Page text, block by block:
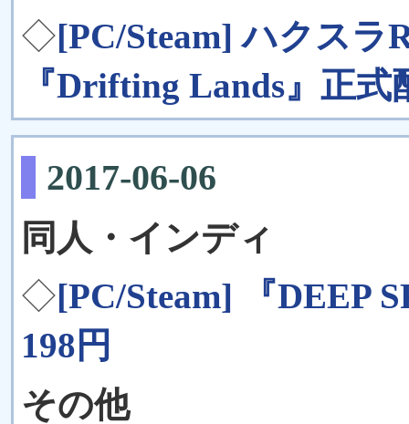
◇[PC/Steam] ハクスラ
『Drifting Lands』正式
2017-06-06
同人・インディ
◇[PC/Steam] 『DEEP
198円
その他